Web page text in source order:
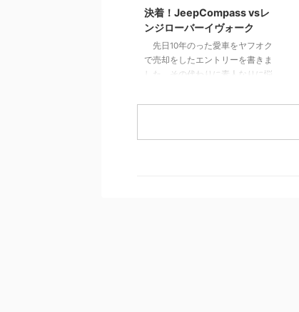
のあなたは、自己マン注意報3
Pm型のあなたは、無理にPM目指
た、大丈夫。これから楽しめる5
すでにPM型のあなたは、リーダ
決着！JeepCompass vsレ
ンジローバーイヴォーク
先日10年のった愛車をヤフオク
で売却をしたエントリーを書きま
した。その代わりに素人なりに悩
感想をお伝えします。 目次1 前